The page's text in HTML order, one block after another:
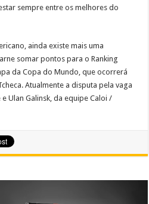
sempre entre os melhores do
ainda existe mais uma
somar pontos para o Ranking
da Copa do Mundo, que ocorrerá
Atualmente a disputa pela vaga
Ulan Galinsk, da equipe Caloi /